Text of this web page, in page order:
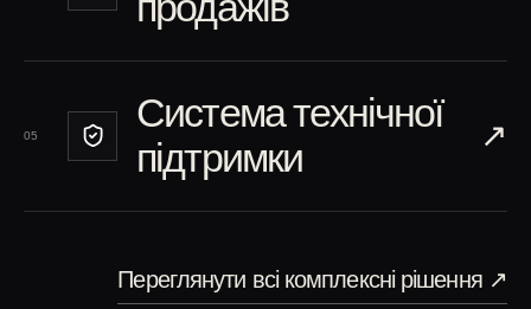
05
Система технічної
підтримки
↗︎
Переглянути всі комплексні рішення ↗︎